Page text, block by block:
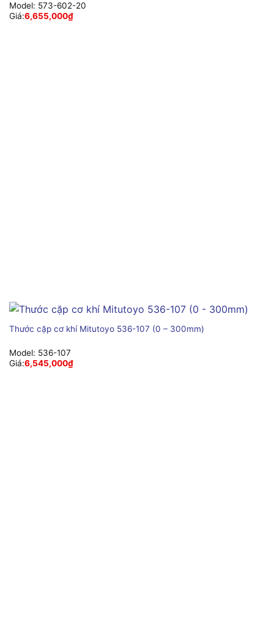
Model: 573-602-20
Giá:6,655,000₫
Thước cặp cơ khí Mitutoyo 536-107 (0 – 300mm)
Model: 536-107
Giá:6,545,000₫